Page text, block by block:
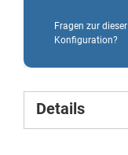
Fragen zur dieser
Konfiguration?
Details